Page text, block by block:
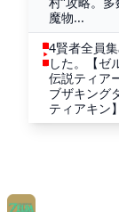
魔物...
4賢者全員
した。【ゼ
伝説ティア
ブザキング
ティアキン